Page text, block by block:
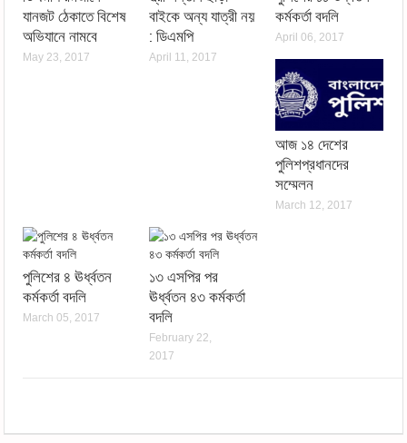
যানজট ঠেকাতে বিশেষ
অভিযানে নামবে
May 23, 2017
বাইকে অন্য যাত্রী নয়
: ডিএমপি
April 11, 2017
কর্মকর্তা বদলি
April 06, 2017
আজ ১৪ দেশের
পুলিশপ্রধানদের
সম্মেলন
March 12, 2017
পুলিশের ৪ ঊর্ধ্বতন
কর্মকর্তা বদলি
March 05, 2017
১৩ এসপির পর
ঊর্ধ্বতন ৪৩ কর্মকর্তা
বদলি
February 22,
2017